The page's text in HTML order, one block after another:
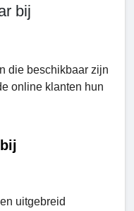
bij
die beschikbaar zijn
online klanten hun
uitgebreid